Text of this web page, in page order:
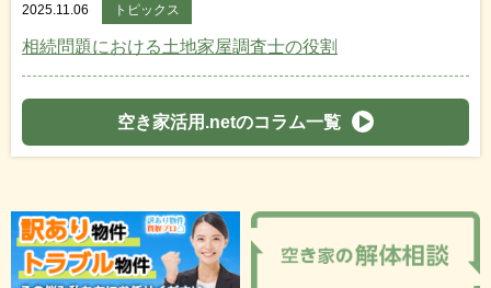
2025.11.06 トピックス
相続問題における土地家屋調査士の役割
空き家活用.netのコラム一覧